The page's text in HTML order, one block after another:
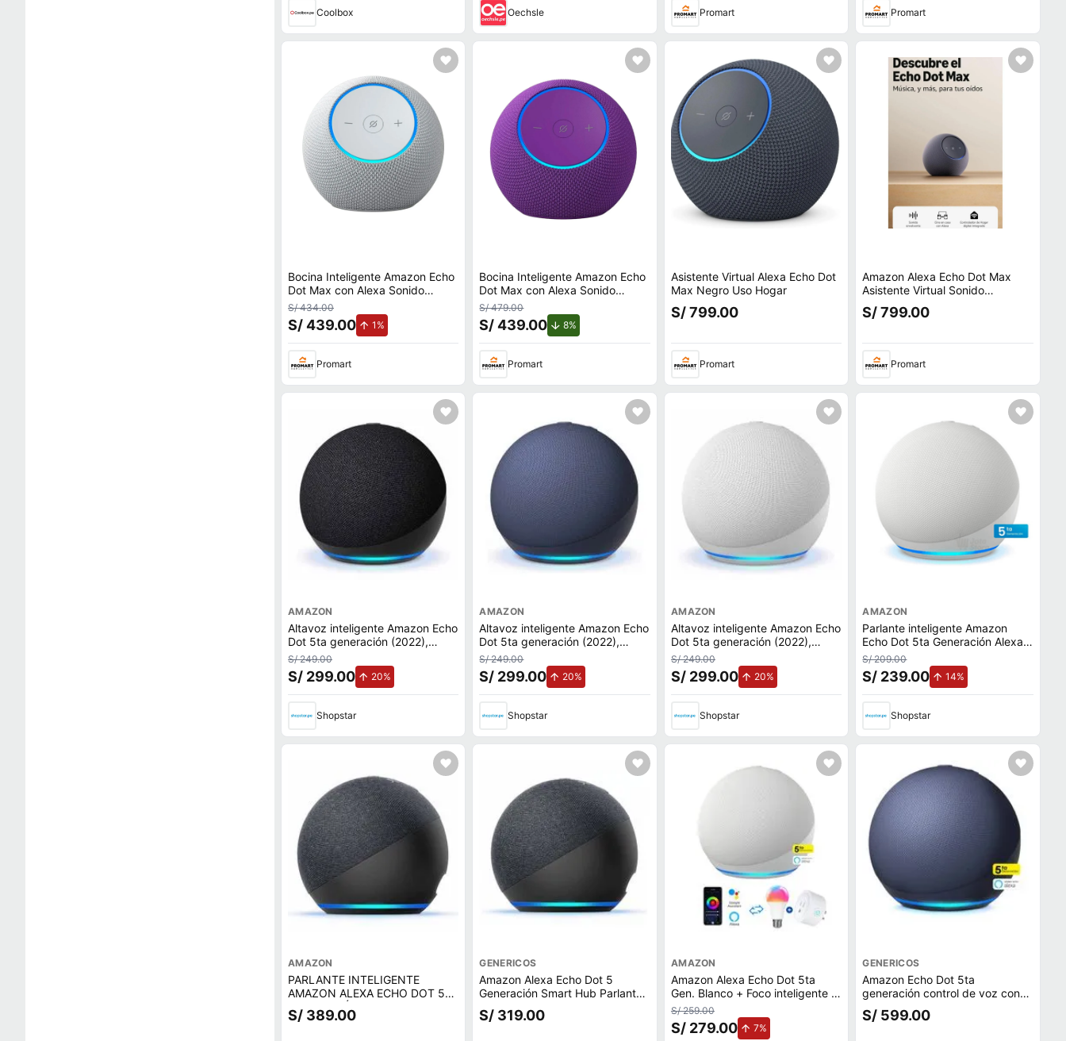
Coolbox Oechsle Promart Promart
Bocina Inteligente Amazon Echo
Dot Max con Alexa Sonido
Envolvente Color Blanco
S/ 434.00
S/ 439.00 1%de aumento.
Promart
Bocina Inteligente Amazon Echo
Dot Max con Alexa Sonido
Envolvente Color Amatista
S/ 479.00
S/ 439.00 8%
Promart
Asistente Virtual Alexa Echo Dot
Max Negro Uso Hogar
S/ 799.00
Promart
Amazon Alexa Echo Dot Max
Asistente Virtual Sonido
Envolvente Negro
S/ 799.00
Promart
AMAZON
Altavoz inteligente Amazon Echo
Dot 5ta generación (2022),
control de voz con Alexa, negro
S/ 249.00
S/ 299.00 20%de aumento.
Shopstar
AMAZON
Altavoz inteligente Amazon Echo
Dot 5ta generación (2022),
control de voz con Alexa, azul
S/ 249.00
S/ 299.00 20%
Shopstar
AMAZON
Altavoz inteligente Amazon Echo
Dot 5ta generación (2022),
control de voz con Alexa, blanco
S/ 249.00
S/ 299.00 20%de aumento.
Shopstar
AMAZON
Parlante inteligente Amazon
Echo Dot 5ta Generación Alexa
WiFi Control por Voz Blanco
S/ 209.00
S/ 239.00 14%
Shopstar
AMAZON
PARLANTE INTELIGENTE
AMAZON ALEXA ECHO DOT 5TA
GENERACIÓN - NEGRO
S/ 389.00
GENERICOS
Amazon Alexa Echo Dot 5
Generación Smart Hub Parlante
Negro - MEGA IMPORT
S/ 319.00
AMAZON
Amazon Alexa Echo Dot 5ta
Gen. Blanco + Foco inteligente +
Enchufe inteligente
S/ 259.00
S/ 279.00 7%de aumento.
GENERICOS
Amazon Echo Dot 5ta
generación control de voz con
Alexa - MEGA IMPORT
S/ 599.00